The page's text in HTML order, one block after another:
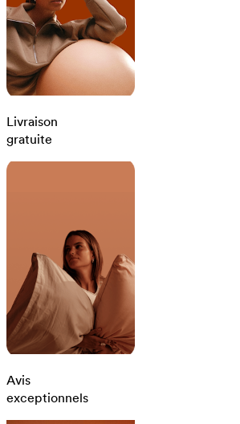
Livraison
gratuite
Avis
exceptionnels